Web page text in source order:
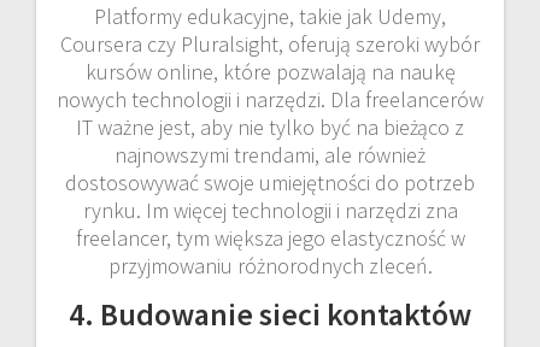
Platformy edukacyjne, takie jak Udemy,
Coursera czy Pluralsight, oferują szeroki wybór
kursów online, które pozwalają na naukę
nowych technologii i narzędzi. Dla freelancerów
IT ważne jest, aby nie tylko być na bieżąco z
najnowszymi trendami, ale również
dostosowywać swoje umiejętności do potrzeb
rynku. Im więcej technologii i narzędzi zna
freelancer, tym większa jego elastyczność w
przyjmowaniu różnorodnych zleceń.
4. Budowanie sieci kontaktów